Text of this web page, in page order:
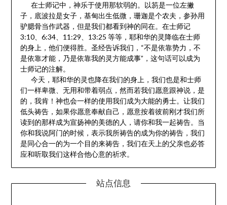
在士师记中，神乐于使用那软弱的。以笏是一位左撇
子，底波拉是女子，基甸出生低微，珊迦是个农夫，参孙用
驴腮骨当作武器，但是我们都看到神的同在。在士师记
3:10、6:34、11:29、13:25 等等，耶和华的灵降临在士师
的身上，他们便得胜。圣经告诉我们，“不是依靠势力，不
是依靠才能，乃是依靠我的灵方能成事”，这句话可以成为
士师记的注解。
今天，耶和华的灵也降在我们的身上，我们也是和士师
们一样卑微、无用和带着弱点，然而若我们愿意跟神说，是
的，我肯！神也会一样的使用我们成为大能的勇士。让我们
低头祷告，如果你愿意奉献自己，愿意按着彼前刚才我们所
读到的那样成为宣扬神的美德的人，请你和我一起祷告。当
你和我说阿门的时候，表示我所祷告的成为你的祷告，我们
是同心合一的为一个目的来祷告，我们在天上的父亲也必答
应和听取我们这样合他心意的祈求。
站点信息